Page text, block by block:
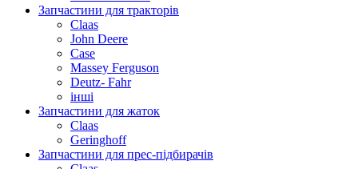
Запчастини для тракторів
Claas
John Deere
Case
Massey Ferguson
Deutz- Fahr
інші
Запчастини для жаток
Claas
Geringhoff
Запчастини для прес-підбирачів